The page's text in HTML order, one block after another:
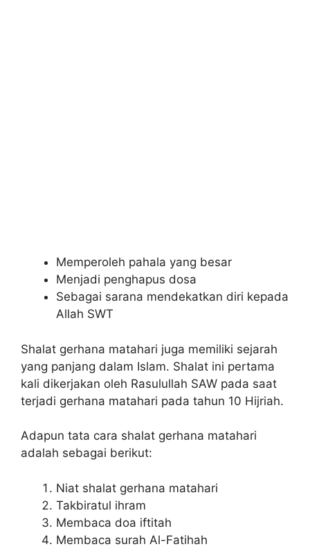
Memperoleh pahala yang besar
Menjadi penghapus dosa
Sebagai sarana mendekatkan diri kepada
Allah SWT
Shalat gerhana matahari juga memiliki sejarah
yang panjang dalam Islam. Shalat ini pertama
kali dikerjakan oleh Rasulullah SAW pada saat
terjadi gerhana matahari pada tahun 10 Hijriah.
Adapun tata cara shalat gerhana matahari
adalah sebagai berikut:
Niat shalat gerhana matahari
Takbiratul ihram
Membaca doa iftitah
Membaca surah Al-Fatihah